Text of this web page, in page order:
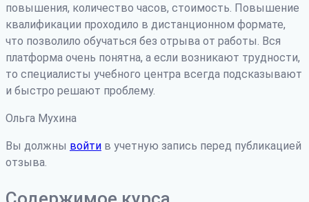
повышения, количество часов, стоимость. Повышение
квалификации проходило в дистанционном формате,
что позволило обучаться без отрыва от работы. Вся
платформа очень понятна, а если возникают трудности,
то специалисты учебного центра всегда подсказывают
и быстро решают проблему.
Ольга Мухина
Вы должны войти в учетную запись перед публикацией
отзыва.